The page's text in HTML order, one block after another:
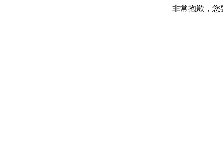
非常抱歉，您